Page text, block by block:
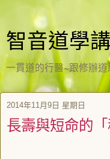
智音道學
一貫道的行醫~跟修辦道
2014年11月9日 星期日
長壽與短命的「